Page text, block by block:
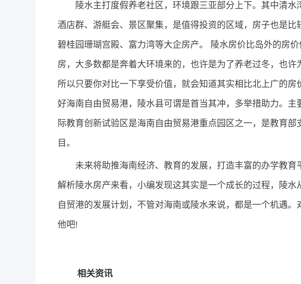
陵水主打度假养老社区，环境跟三亚部分上下。其中清水
酒店群、游艇会、景区聚集，是值得投资的区域，房子也是比
碧桂园珊瑚宫殿、富力湾等大企房产。 陵水房价比岛外的房
房，大多数都是奔着大环境来的，也许是为了养老过冬，也许
所以只要你对比一下享受价值，就会知道其实相比北上广的
好海南自由贸易港，陵水县可谓是首当其冲，多举措助力。主
际教育创新试验区是海南自由贸易港重点园区之一，是教育
目。
未来将助推海南经济、教育的发展，打造丰富的办学教育
解析陵水房产来看，小编发现这其实是一个成长的过程，陵
自贸港的发展计划，不管对海南或陵水来说，都是一个机遇
他吧!
相关资讯